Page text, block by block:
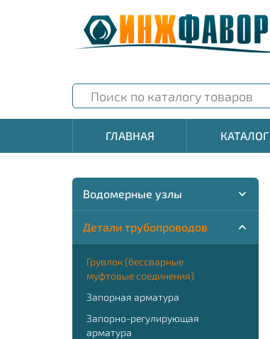
ГЛАВНАЯ КАТАЛОГ
Водомерные узлы
Детали трубопроводов
Грувлок (бессварные
муфтовые соединения)
Запорная арматура
Запорно-регулирующая
арматура